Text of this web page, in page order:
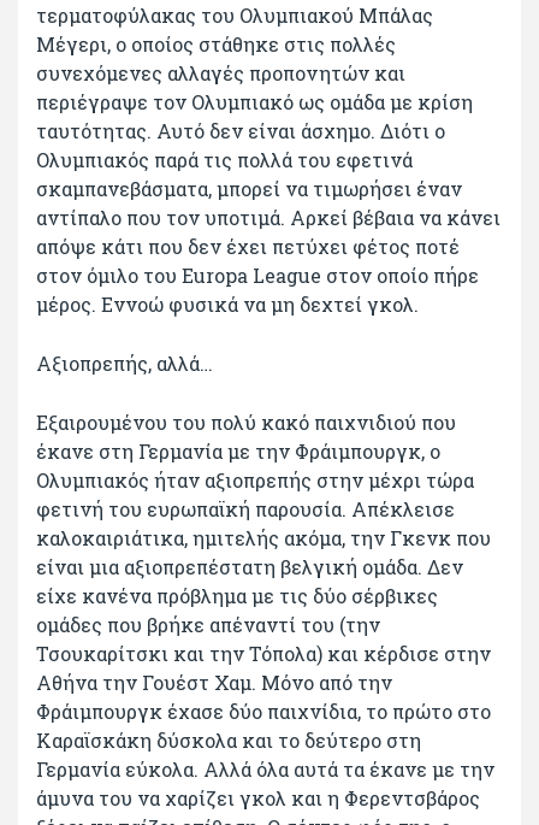
τερματοφύλακας του Ολυμπιακού Μπάλας
Μέγερι, ο οποίος στάθηκε στις πολλές
συνεχόμενες αλλαγές προπονητών και
περιέγραψε τον Ολυμπιακό ως ομάδα με κρίση
ταυτότητας. Αυτό δεν είναι άσχημο. Διότι ο
Ολυμπιακός παρά τις πολλά του εφετινά
σκαμπανεβάσματα, μπορεί να τιμωρήσει έναν
αντίπαλο που τον υποτιμά. Αρκεί βέβαια να κάνει
απόψε κάτι που δεν έχει πετύχει φέτος ποτέ
στον όμιλο του Europa League στον οποίο πήρε
μέρος. Εννoώ φυσικά να μη δεχτεί γκολ.
Αξιοπρεπής, αλλά…
Εξαιρουμένου του πολύ κακό παιχνιδιού που
έκανε στη Γερμανία με την Φράιμπουργκ, ο
Oλυμπιακός ήταν αξιοπρεπής στην μέχρι τώρα
φετινή του ευρωπαϊκή παρουσία. Απέκλεισε
καλοκαιριάτικα, ημιτελής ακόμα, την Γκενκ που
είναι μια αξιοπρεπέστατη βελγική ομάδα. Δεν
είχε κανένα πρόβλημα με τις δύο σέρβικες
ομάδες που βρήκε απέναντί του (την
Τσουκαρίτσκι και την Τόπολα) και κέρδισε στην
Αθήνα την Γουέστ Χαμ. Μόνο από την
Φράιμπουργκ έχασε δύο παιχνίδια, το πρώτο στο
Καραϊσκάκη δύσκολα και το δεύτερο στη
Γερμανία εύκολα. Αλλά όλα αυτά τα έκανε με την
άμυνα του να χαρίζει γκολ και η Φερεντσβάρος